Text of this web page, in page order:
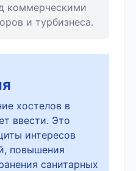
коммерческими
и турбизнеса.
хостелов в
ввести. Это
интересов
повышения
санитарных